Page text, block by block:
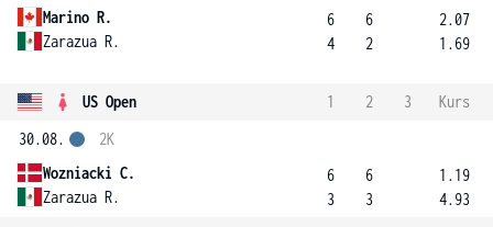
Marino R.
Zarazua R.
6
4
6
2
2.07
1.69
US Open 1 2 3
Kurs
30.08.
Wozniacki C.
Zarazua R.
2K
6
3
6
3
1.19
4.93